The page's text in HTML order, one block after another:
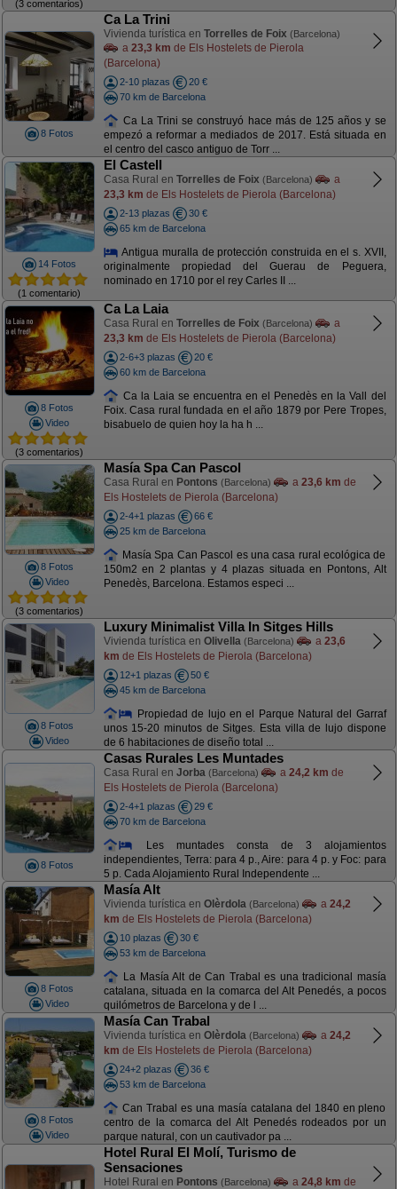
(3 comentarios)
8 Fotos
Ca La Trini
Vivienda turística en Torrelles de Foix (Barcelona)
a 23,3 km de Els Hostelets de Pierola
(Barcelona)
2-10 plazas
20 €
70 km de Barcelona
Ca La Trini se construyó hace más de 125 años y se
empezó a reformar a mediados de 2017. Está situada en
el centro del casco antiguo de Torr ...
14 Fotos
(1 comentario)
El Castell
Casa Rural en Torrelles de Foix (Barcelona)
a
23,3 km de Els Hostelets de Pierola (Barcelona)
2-13 plazas
30 €
65 km de Barcelona
Antigua muralla de protección construida en el s. XVII,
originalmente propiedad del Guerau de Peguera,
nominado en 1710 por el rey Carles II ...
8 Fotos
Video
(3 comentarios)
Ca La Laia
Casa Rural en Torrelles de Foix (Barcelona)
a
23,3 km de Els Hostelets de Pierola (Barcelona)
2-6+3 plazas
20 €
60 km de Barcelona
Ca la Laia se encuentra en el Penedès en la Vall del
Foix. Casa rural fundada en el año 1879 por Pere Tropes,
bisabuelo de quien hoy la ha h ...
8 Fotos
Video
(3 comentarios)
Masía Spa Can Pascol
Casa Rural en Pontons (Barcelona) a 23,6 km de
Els Hostelets de Pierola (Barcelona)
2-4+1 plazas
66 €
25 km de Barcelona
Masía Spa Can Pascol es una casa rural ecológica de
150m2 en 2 plantas y 4 plazas situada en Pontons, Alt
Penedès, Barcelona. Estamos especi ...
8 Fotos
Video
Luxury Minimalist Villa In Sitges Hills
Vivienda turística en Olivella (Barcelona) a 23,6
km de Els Hostelets de Pierola (Barcelona)
12+1 plazas
50 €
45 km de Barcelona
Propiedad de lujo en el Parque Natural del Garraf
unos 15-20 minutos de Sitges. Esta villa de lujo dispone
de 6 habitaciones de diseño total ...
8 Fotos
Casas Rurales Les Muntades
Casa Rural en Jorba (Barcelona) a 24,2 km de
Els Hostelets de Pierola (Barcelona)
2-4+1 plazas
29 €
70 km de Barcelona
Les muntades consta de 3 alojamientos
independientes, Terra: para 4 p., Aire: para 4 p. y Foc: para
5 p. Cada Alojamiento Rural Independente ...
8 Fotos
Video
Masía Alt
Vivienda turística en Olèrdola (Barcelona) a 24,2
km de Els Hostelets de Pierola (Barcelona)
10 plazas
30 €
53 km de Barcelona
La Masía Alt de Can Trabal es una tradicional masía
catalana, situada en la comarca del Alt Penedés, a pocos
quilómetros de Barcelona y de l ...
8 Fotos
Video
Masía Can Trabal
Vivienda turística en Olèrdola (Barcelona) a 24,2
km de Els Hostelets de Pierola (Barcelona)
24+2 plazas
36 €
53 km de Barcelona
Can Trabal es una masía catalana del 1840 en pleno
centro de la comarca del Alt Penedés rodeados por un
parque natural, con un cautivador pa ...
Hotel Rural El Molí, Turismo de
Sensaciones
Hotel Rural en Pontons (Barcelona) a 24,8 km de